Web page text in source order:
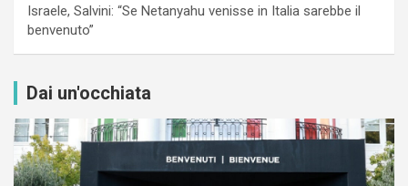
Israele, Salvini: “Se Netanyahu venisse in Italia sarebbe il
benvenuto”
Dai un'occhiata